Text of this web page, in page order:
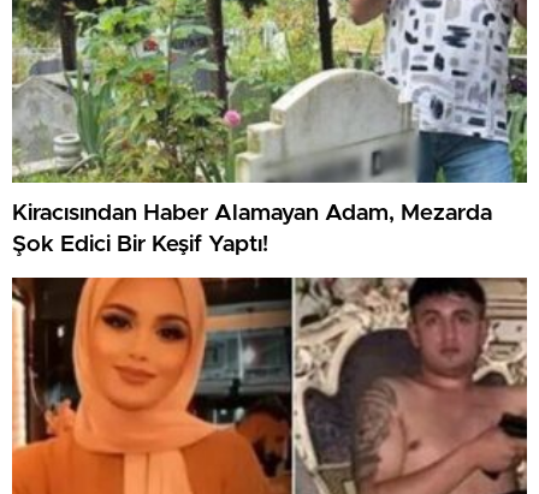
Kiracısından Haber Alamayan Adam, Mezarda
Şok Edici Bir Keşif Yaptı!